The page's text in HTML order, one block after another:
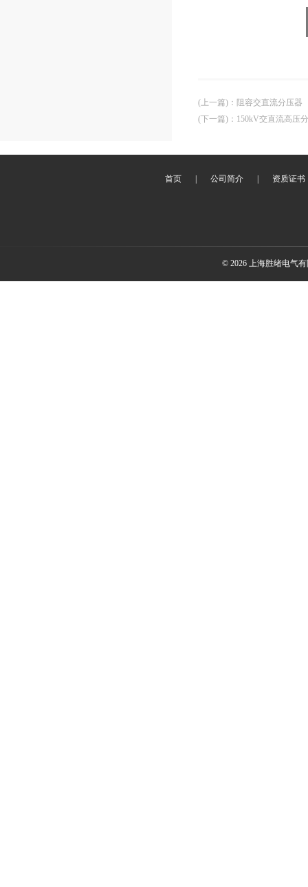
(上一篇) ： 阻容交直流分压器
(下一篇) ： 150kV交直流高压
首页 公司简介 资质证书
© 2026 上海胜绪电气